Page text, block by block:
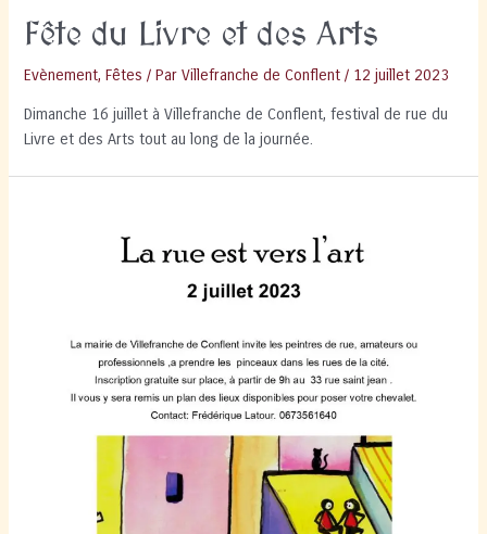
Fête du Livre et des Arts
Evènement,Fêtes / ParVillefranche de Conflent / 12 juillet 2023
Dimanche 16 juillet à Villefranche de Conflent, festival de rue du
Livre et des Arts tout au long de la journée.